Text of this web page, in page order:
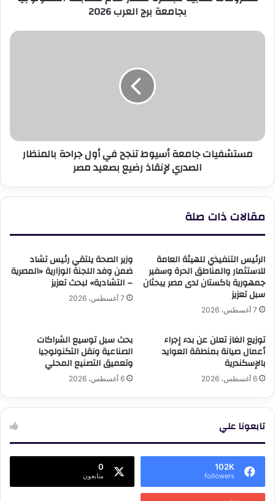
بجامعة برج العرب 2026
مستشفيات
الصدري
لإنقاذمستشفيات جامعة أسيوط تنجح في أول جراحة بالمنظار
الصدري لإنقاذ رضيع بصعيد مصر
مقالات ذات صلة
الرئيس التنفيذي للهيئة العامة
للاستثمار والمناطق الحرة وسفير
جمهورية باكستان لدى مصر يبحثان
سبل تعزيز
7 أغسطس، 2026
وزير الصحة يلتقي رئيس تشاد
ضمن وفد اللجنة الوزارية «المصرية
– التشادية» لبحث تعزيز
7 أغسطس، 2026
توزيع الغاز تعلن عن بدء إجراء
أعمال صيانة بمنطقة العوايد
بالإسكندرية
6 أغسطس، 2026
بحث سبل توسيع الشراكات
الصناعية ونقل التكنولوجيا
وتعميق التصنيع المحلي
6 أغسطس، 2026
تابعونا علي
102K
followers
0
متابعون